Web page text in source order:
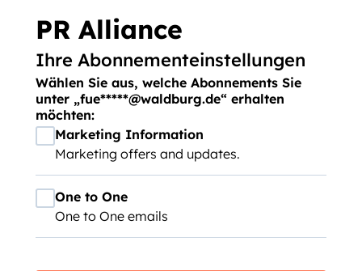
PR Alliance
Ihre Abonnementeinstellungen
Wählen Sie aus, welche Abonnements Sie
unter „fue*****@waldburg.de“ erhalten
möchten:
Marketing Information
Marketing offers and updates.
One to One
One to One emails